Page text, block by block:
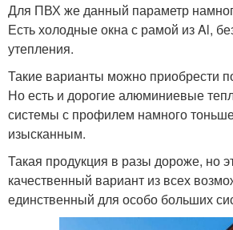
Для ПВХ же данный параметр
Есть холодные окна с рамой из Al,
утепления.
Такие варианты можно приобрести
Но есть и дорогие алюминиевые
системы с профилем намного
изысканным.
Такая продукция в разы дороже, но
качественный вариант из всех
единственный для особо больших